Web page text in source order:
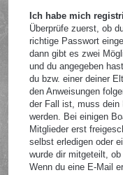
Ich habe mich
Überprüfe zuerst, ob
richtige Passwort
dann gibt es zwei
und du angegeben
du bzw. einer deiner
den Anweisungen
der Fall ist, muss
werden. Bei einigen
Mitglieder erst
selbst erledigen oder
wurde dir mitgeteilt,
Wenn du eine E-Mail